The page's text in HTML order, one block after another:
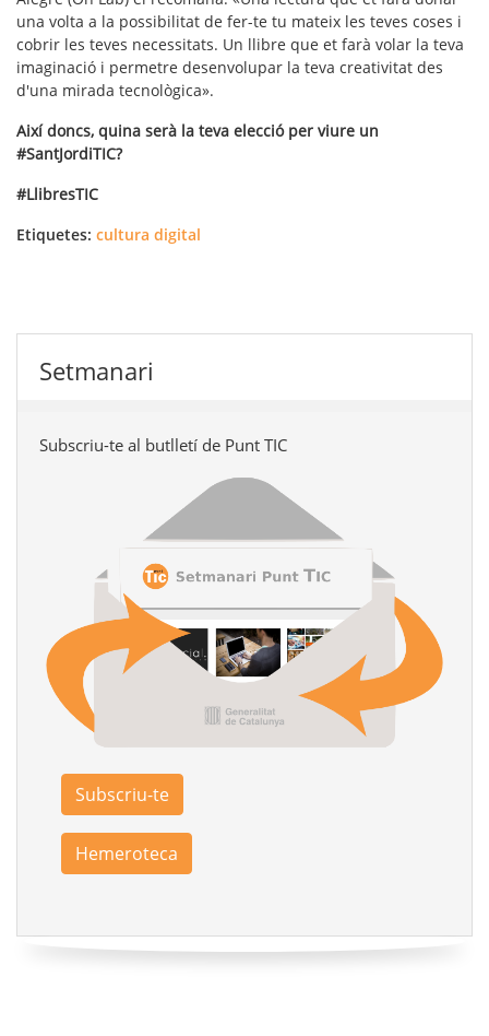
una volta a la possibilitat de fer-te tu mateix les teves coses i
cobrir les teves necessitats. Un llibre que et farà volar la teva
imaginació i permetre desenvolupar la teva creativitat des
d'una mirada tecnològica».
Així doncs, quina serà la teva elecció per viure un
#SantJordiTIC?
#LlibresTIC
Etiquetes: cultura digital
Setmanari
Subscriu-te al butlletí de Punt TIC
Subscriu-te
Hemeroteca